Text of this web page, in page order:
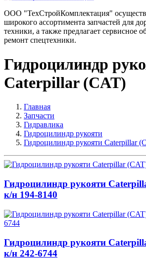
ООО "ТехСтройКомплектация"
широкого ассортимента запчастей для
техники, а также предлагает сервисное
ремонт спецтехники.
Гидроцилиндр
Caterpillar (CAT)
Главная
Запчасти
Гидравлика
Гидроцилиндр рукояти
Гидроцилиндр рукояти Caterpillar
Гидроцилиндр рукояти
к/н 194-8140
Гидроцилиндр рукояти
к/н 242-6744